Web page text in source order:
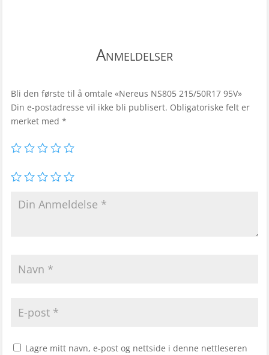
Anmeldelser
Bli den første til å omtale «Nereus NS805 215/50R17 95V»
Din e-postadresse vil ikke bli publisert. Obligatoriske felt er
merket med *
Lagre mitt navn, e-post og nettside i denne nettleseren